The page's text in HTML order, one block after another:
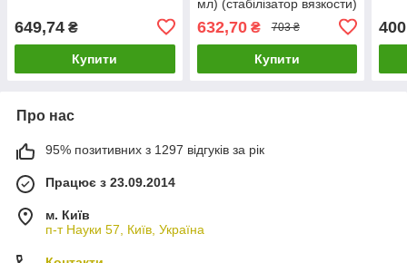
649,74 ₴
Купити
мл) (cтабілізатор вязкости)
632,70₴ 703 ₴
Купити
400
Про нас
95% позитивних з 1297 відгуків за рік
Працює з 23.09.2014
м. Київ
п-т Науки 57, Київ, Україна